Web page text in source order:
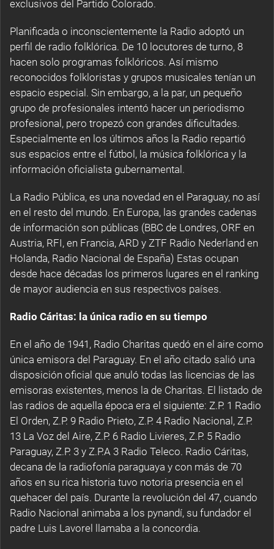
exclusivos del Partido Colorado.
Planificada o inconscientemente la Radio adoptó un
perfil de radio folklórica. De 10 locutores de turno, 8
hacen solo programas folklóricos. Así mismo
reconocidos folkloristas y grupos musicales tenían un
espacio especial. Sin embargo, a la par, un pequeño
grupo de profesionales intentó hacer un periodismo
profesional, pero tropezó con grandes dificultades.
Especialmente en los últimos años la Radio repartió
sus espacios entre el fútbol, la música folklórica y la
información oficialista gubernamental.
La Radio Pública, es una novedad en el Paraguay, no así
en el resto del mundo. En Europa, las grandes cadenas
de información son públicas (BBC de Londres, ORF en
Austria, RFI, en Francia, ARD y ZTF Radio Nederland en
Holanda, Radio Nacional de España) Estas ocupan
desde hace décadas los primeros lugares en el ranking
de mayor audiencia en sus respectivos países.
Radio Cáritas: la única radio en su tiempo
En el año de 1941, Radio Charitas quedó en el aire como
única emisora del Paraguay. En el año citado salió una
disposición oficial que anuló todas las licencias de las
emisoras existentes, menos la de Charitas. El listado de
las radios de aquella época era el siguiente: Z.P. 1 Radio
El Orden, Z.P. 9 Radio Prieto, Z.P. 4 Radio Nacional, Z.P.
13 La Voz del Aire, Z.P. 6 Radio Livieres, Z.P. 5 Radio
Paraguay, Z.P. 3 y Z.P.A 3 Radio Teleco. Radio Cáritas,
decana de la radiofonía paraguaya y con más de 70
años en su rica historia tuvo notoria presencia en el
quehacer del país. Durante la revolución del 47, cuando
Radio Nacional animaba a los pynandí, su fundador el
padre Luis Lavorel llamaba a la concordia.